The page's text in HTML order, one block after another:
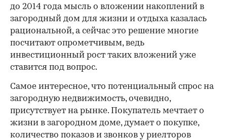
до 2014 года мысль о вложении накоплений в
загородный дом для жизни и отдыха казалась
рациональной, а сейчас это решение многие
посчитают опрометчивым, ведь
инвестиционный рост таких вложений уже
ставится под вопрос.
Самое интересное, что потенциальный спрос на
загородную недвижимость, очевидно,
присутствует на рынке. Покупатель мечтает о
жизни в загородном доме, думает о покупке,
количество показов и звонков у риелторов